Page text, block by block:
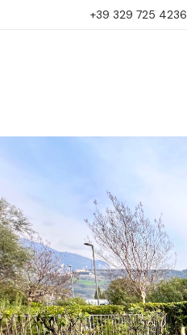
+39 329 725 4236